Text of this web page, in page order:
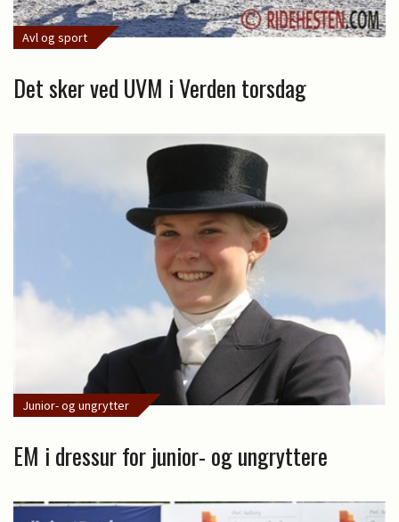
Avl og sport
Det sker ved UVM i Verden torsdag
Junior- og ungrytter
EM i dressur for junior- og ungryttere